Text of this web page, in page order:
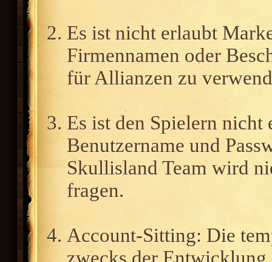
Es ist nicht erlaubt
Firmennamen oder
für Allianzen zu
Es ist den Spielern
Benutzername und
Skullisland Team wird
fragen.
Account-Sitting: Die